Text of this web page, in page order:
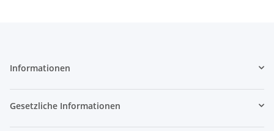
Informationen
Gesetzliche Informationen